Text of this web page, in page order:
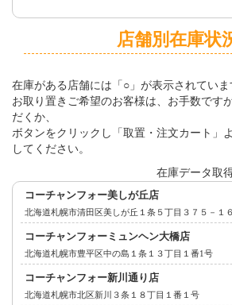
店舗別在庫状
在庫がある店舗には「○」が表示されていま
お取り置きご希望のお客様は、お手数です
だくか、
ボタンをクリックし「取置・注文カート」
してください。
在庫データ取
コーチャンフォー美しが丘店
北海道札幌市清田区美しが丘１条５丁目３７５－１
コーチャンフォーミュンヘン大橋店
北海道札幌市豊平区中の島１条１３丁目１番1号
コーチャンフォー新川通り店
北海道札幌市北区新川３条１８丁目１番１号